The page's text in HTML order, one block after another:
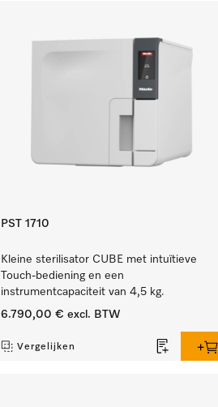
PST 1710
Kleine sterilisator CUBE met intuïtieve
Touch-bediening en een
instrumentcapaciteit van 4,5 kg.
6.790,00 € excl. BTW
Vergelijken